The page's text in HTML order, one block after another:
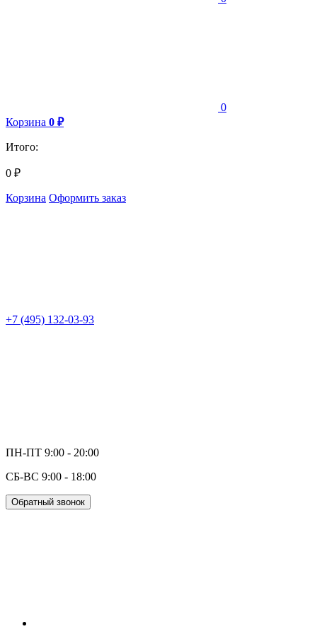
0
Корзина 0 ₽
Итого:
0 ₽
Корзина Оформить заказ
+7 (495) 132-03-93
ПН-ПТ 9:00 - 20:00
СБ-ВС 9:00 - 18:00
Обратный звонок